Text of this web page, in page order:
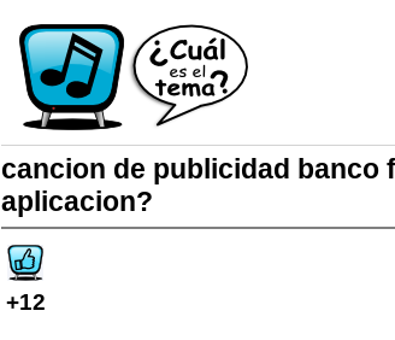
cancion de publicidad banco
aplicacion?
+12